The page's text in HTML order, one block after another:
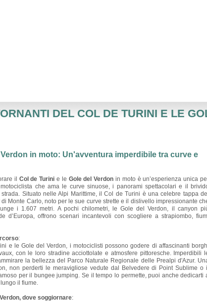
DEL COL DE TURINI E LE
in moto: Un'avventura imperdibile tra curve e
il Col de Turini e le Gole del Verdon in moto è un’esperienza unica
che ama le curve sinuose, i panorami spettacolari e il
Situato nelle Alpi Marittime, il Col de Turini è una celebre tappa del
di Monte Carlo, noto per le sue curve strette e il dislivello impressionante
i 1.607 metri. A pochi chilometri, le Gole del Verdon, il canyon
d’Europa, offrono scenari incantevoli con scogliere a strapiombo,
:
e le Gole del Verdon, i motociclisti possono godere di affascinanti
con le loro stradine acciottolate e atmosfere pittoresche. Imperdibili
la bellezza del Parco Naturale Regionale delle Prealpi d'Azur.
non perderti le meravigliose vedute dal Belvedere di Point Sublime o il
per il bungee jumping. Se il tempo lo permette, puoi anche dedicarti
il fiume.
dove soggiornare: